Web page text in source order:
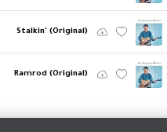
Stalkin' (Original)
Ramrod (Original)